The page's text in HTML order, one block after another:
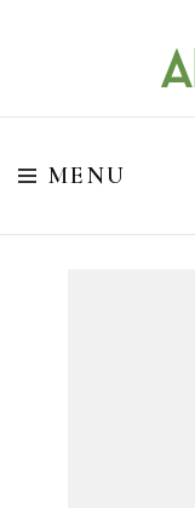
Ahuacati
O melhor da Internet em
MENU